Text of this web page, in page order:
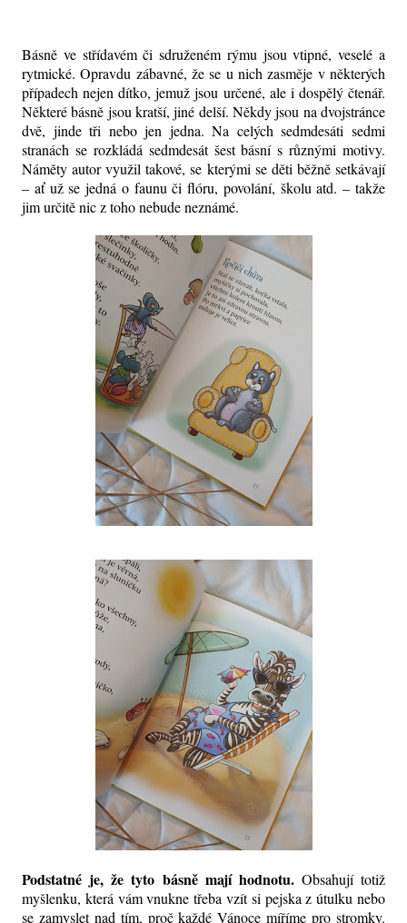
Básně ve střídavém či sdruženém rýmu jsou vtipné, veselé a
rytmické. Opravdu zábavné, že se u nich zasměje v některých
případech nejen dítko, jemuž jsou určené, ale i dospělý čtenář.
Některé básně jsou kratší, jiné delší. Někdy jsou na dvojstránce
dvě, jinde tři nebo jen jedna. Na celých sedmdesáti sedmi
stranách se rozkládá sedmdesát šest básní s různými motivy.
Náměty autor využil takové, se kterými se děti běžně setkávají
– ať už se jedná o faunu či flóru, povolání, školu atd. – takže
jim určitě nic z toho nebude neznámé.
Podstatné je, že tyto básně mají hodnotu.Obsahují totiž
myšlenku, která vám vnukne třeba vzít si pejska z útulku nebo
se zamyslet nad tím, proč každé Vánoce míříme pro stromky.